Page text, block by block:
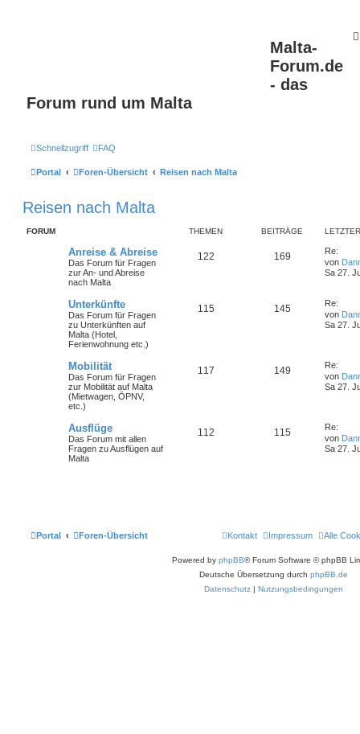
Malta-
Forum.de
- das
Forum rund um Malta
Schnellzugriff FAQ
Portal Foren-Übersicht Reisen nach Malta
Reisen nach Malta
FORUM THEMEN BEITRÄGE
Anreise & Abreise
Das Forum für Fragen
zur An- und Abreise
nach Malta
122 169
Re:
von
Sa 27.
Unterkünfte
Das Forum für Fragen
zu Unterkünften auf
Malta (Hotel,
Ferienwohnung etc.)
115 145
Re:
von
Sa 27.
Mobilität
Das Forum für Fragen
zur Mobilität auf Malta
(Mietwagen, ÖPNV,
etc.)
117 149
Re:
von
Sa 27.
Ausflüge
Das Forum mit allen
Fragen zu Ausflügen auf
Malta
112 115
Re:
von
Sa 27.
Portal Foren-Übersicht Alle
Impressum
Kontakt
Powered by phpBB® Forum Software © phpBB
Deutsche Übersetzung durch phpBB.de
Datenschutz | Nutzungsbedingungen